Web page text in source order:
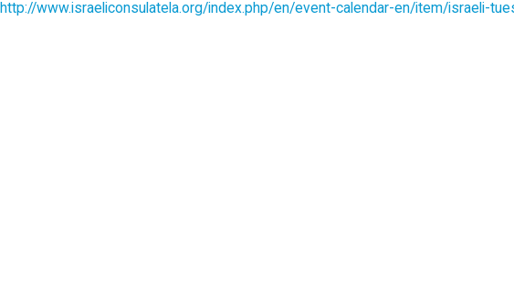
http://www.israeliconsulatela.org/index.php/en/event-calendar-en/item/israeli-